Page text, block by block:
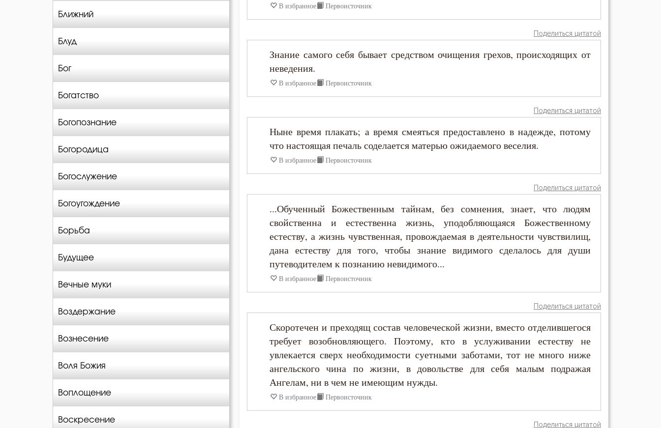
Ближний
Блуд
Бог
Богатство
Богопознание
Богородица
Богослужение
Богоугождение
Борьба
Будущее
Вечные муки
Воздержание
Вознесение
Воля Божия
Воплощение
Воскресение
Григорий Богослов
Григорий Нисский
Григорий Палама
Ефрем Сирин
Игнатий Брянчанинов
Иоанн Златоуст
Иоанн Лествичник
Иосиф Оптинский (Литовкин)
Исаак Сирин Ниневийский
Исидор Пелусиот
Киприан Карфагенский
Макарий Великий
В избранное Первоисточник
Поделиться цитатой
Знание самого себя бывает средством очищения грехов, происходящих от
неведения.
В избранное Первоисточник
Поделиться цитатой
Ныне время плакать; а время смеяться предоставлено в надежде, потому
что настоящая печаль соделается матерью ожидаемого веселия.
В избранное Первоисточник
Поделиться цитатой
...Обученный Божественным тайнам, без сомнения, знает, что людям
свойственна и естественна жизнь, уподобляющаяся Божественному
естеству, а жизнь чувственная, провождаемая в деятельности чувствилищ,
дана естеству для того, чтобы знание видимого сделалось для души
путеводителем к познанию невидимого...
В избранное Первоисточник
Поделиться цитатой
Скоротечен и преходящ состав человеческой жизни, вместо отделившегося
требует возобновляющего. Поэтому, кто в услуживании естеству не
увлекается сверх необходимости суетными заботами, тот не много ниже
ангельского чина по жизни, в довольстве для себя малым подражая
Ангелам, ни в чем не имеющим нужды.
В избранное Первоисточник
Поделиться цитатой